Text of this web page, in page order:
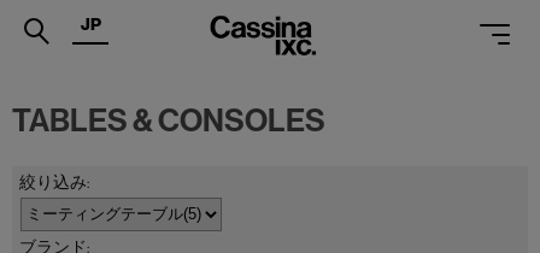
.
SERVICES
PROJECTS
JP
TABLES & CONSOLES